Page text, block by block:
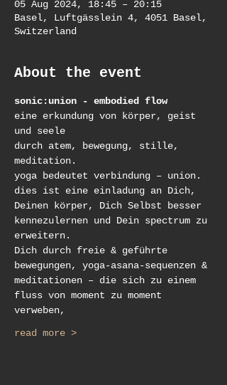
05 Aug 2024, 18:45 – 20:15
Basel, Luftgässlein 4, 4051 Basel,
Switzerland
About the event
sonic:union - embodied flow
eine erkundung von körper, geist
und seele
durch atem, bewegung, stille,
meditation.
yoga bedeutet verbindung – union.
dies ist eine einladung an Dich,
Deinen körper, Dich Selbst besser
kennezulernen und Dein spectrum zu
erweitern.
Dich durch freie & geführte
bewegungen, yoga-asana-sequenzen &
meditationen – die sich zu einem
fluss von moment zu moment
verweben,
read more >